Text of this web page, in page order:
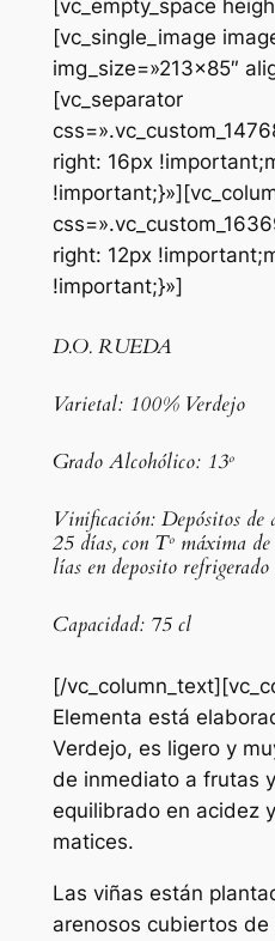
[vc_empty_space
[vc_single_image
img_size=»213×85″
[vc_separator
right: 16px
right: 12px
!important;}»]
D.O. RUEDA
Varietal: 100% Verdejo
Grado Alcohólico: 13º
Vinificación: Depósitos de
25 días, con Tº máxima de
lías en deposito
Capacidad: 75 cl
[/
Elementa está
Verdejo, es ligero y
de inmediato a frutas
equilibrado en acidez
matices.
Las viñas están
arenosos cubiertos